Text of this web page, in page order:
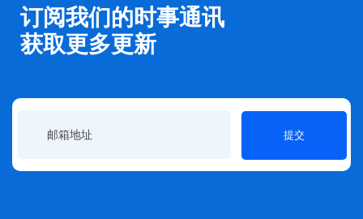
订阅我们的时事通讯
获取更多更新
提交